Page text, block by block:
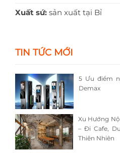
Xuất sứ: sản xuất tại Bỉ
TIN TỨC MỚI
5 Ưu điểm
Demax
Xu Hướng
– Đi Cafe,
Thiên Nhiên